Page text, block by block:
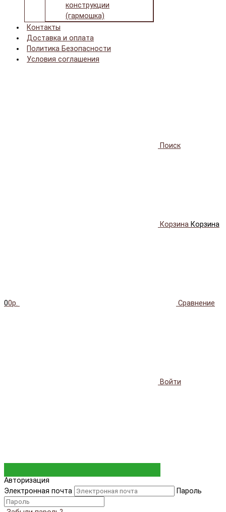
конструкции
(гармошка)
Контакты
Доставка и оплата
Политика Безопасности
Условия соглашения
Поиск
Корзина Корзина
00р. Сравнение
Войти
Авторизация
Электронная почта
Пароль